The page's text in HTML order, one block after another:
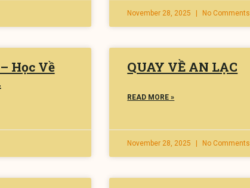
November 28, 2025 No Comments
Học Về
QUAY VỀ AN LẠC
READ MORE »
November 28, 2025 No Comments